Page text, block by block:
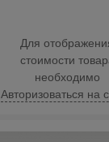
Для
стоимости
необходимо
Авторизоваться на